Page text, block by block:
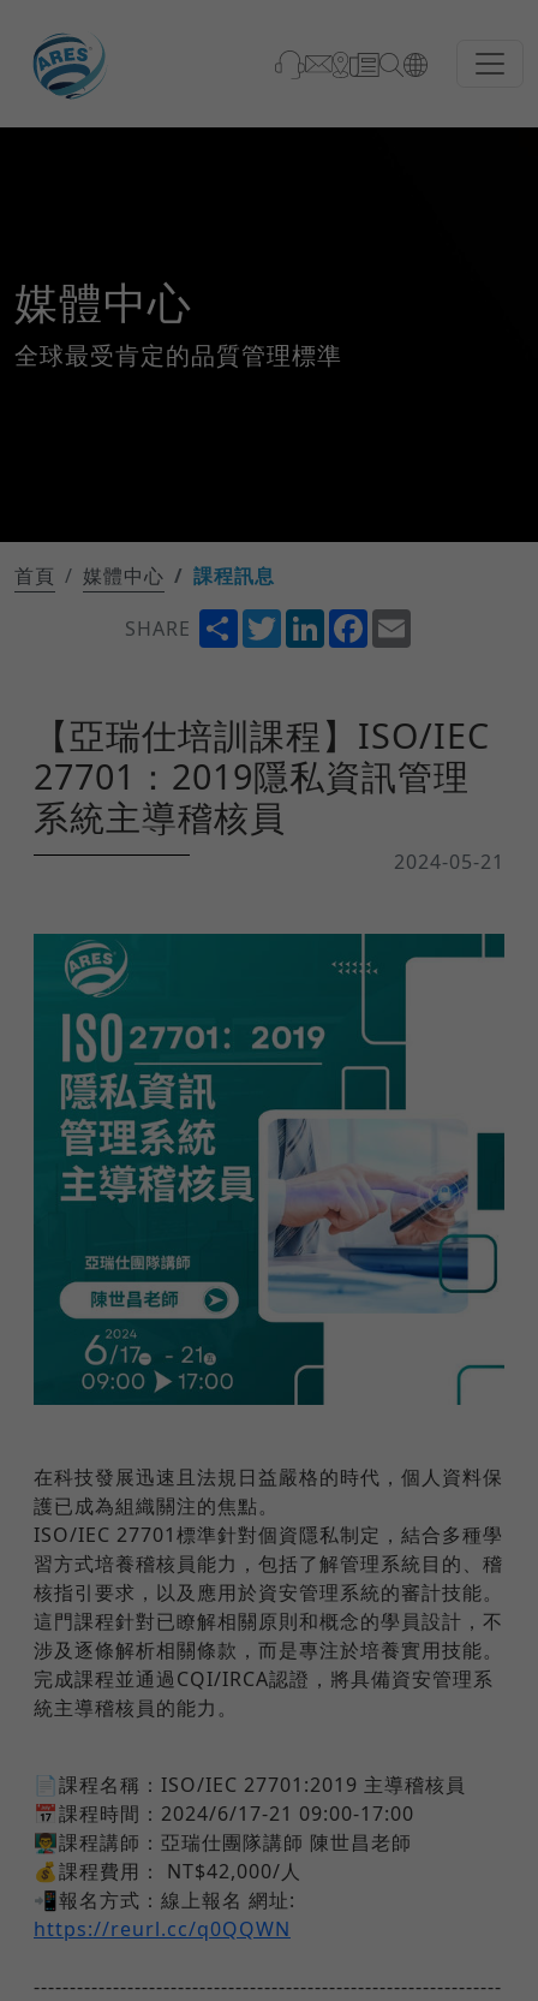
媒體中心
全球最受肯定的品質管理標準
首頁 媒體中心
課程訊息
SHARE
ShareTwitterLinkedInFacebook
【亞瑞仕培訓課程】ISO/IEC
27701：2019隱私資訊管理
系統主導稽核員
2024-05-21
在科技發展迅速且法規日益嚴格的時代，個人資料保
護已成為組織關注的焦點。
ISO/IEC 27701標準針對個資隱私制定，結合多種學
習方式培養稽核員能力，包括了解管理系統目的、稽
核指引要求，以及應用於資安管理系統的審計技能。
這門課程針對已瞭解相關原則和概念的學員設計，不
涉及逐條解析相關條款，而是專注於培養實用技能。
完成課程並通過CQI/IRCA認證，將具備資安管理系
統主導稽核員的能力。
📄課程名稱：ISO/IEC 27701:2019 主導稽核員
📅課程時間：2024/6/17-21 09:00-17:00
👨‍🏫課程講師：亞瑞仕團隊講師 陳世昌老師
💰課程費用： NT$42,000/人
📲報名方式：線上報名 網址:
https://reurl.cc/q0QQWN
-----------------------------------------------------------------